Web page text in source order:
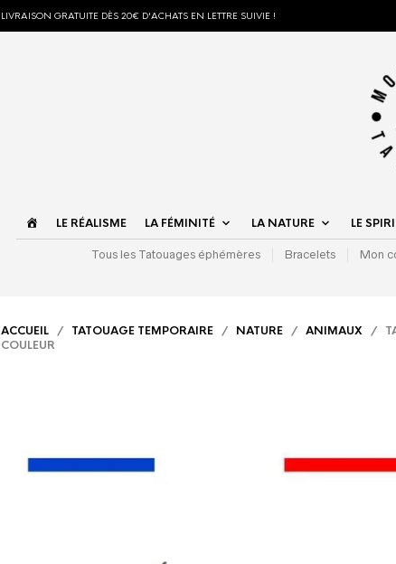
LIVRAISON GRATUITE DÈS 20€ D'ACHATS EN LETTRE SUIVIE !
ACCUEIL
LE RÉALISME LA FÉMINITÉ LA NATURE LE
Tous les Tatouages éphémères Bracelets Mon
ACCUEIL / TATOUAGE TEMPORAIRE / NATURE / ANIMAUX /
COULEUR